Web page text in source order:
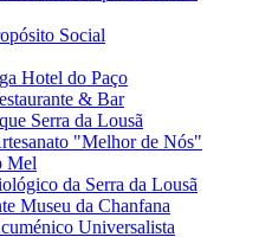
Social
Hotel do Paço
& Bar
Serra da Lousã
"Melhor de Nós"
Mel
da Serra da Lousã
Museu da Chanfana
Universalista